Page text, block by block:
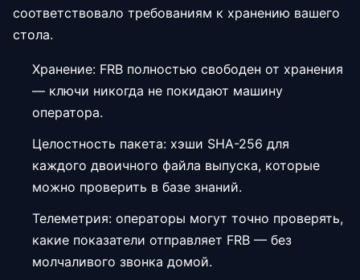
соответствовало требованиям к хранению вашего
стола.
Хранение: FRB полностью свободен от хранения
— ключи никогда не покидают машину
оператора.
Целостность пакета: хэши SHA-256 для
каждого двоичного файла выпуска, которые
можно проверить в базе знаний.
Телеметрия: операторы могут точно проверять,
какие показатели отправляет FRB — без
молчаливого звонка домой.